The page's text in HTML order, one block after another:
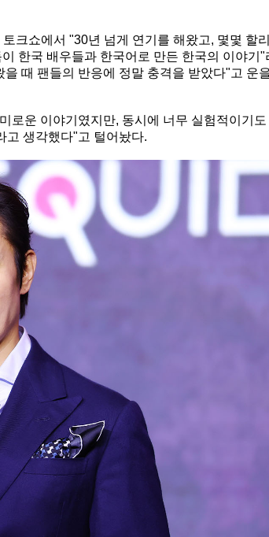
크쇼에서 "30년 넘게 연기를 해왔고, 몇몇 할
한국 배우들과 한국어로 만든 한국의 이야기"
때 팬들의 반응에 정말 충격을 받았다"고 운
로운 이야기였지만, 동시에 너무 실험적이기도
고 생각했다"고 털어놨다.